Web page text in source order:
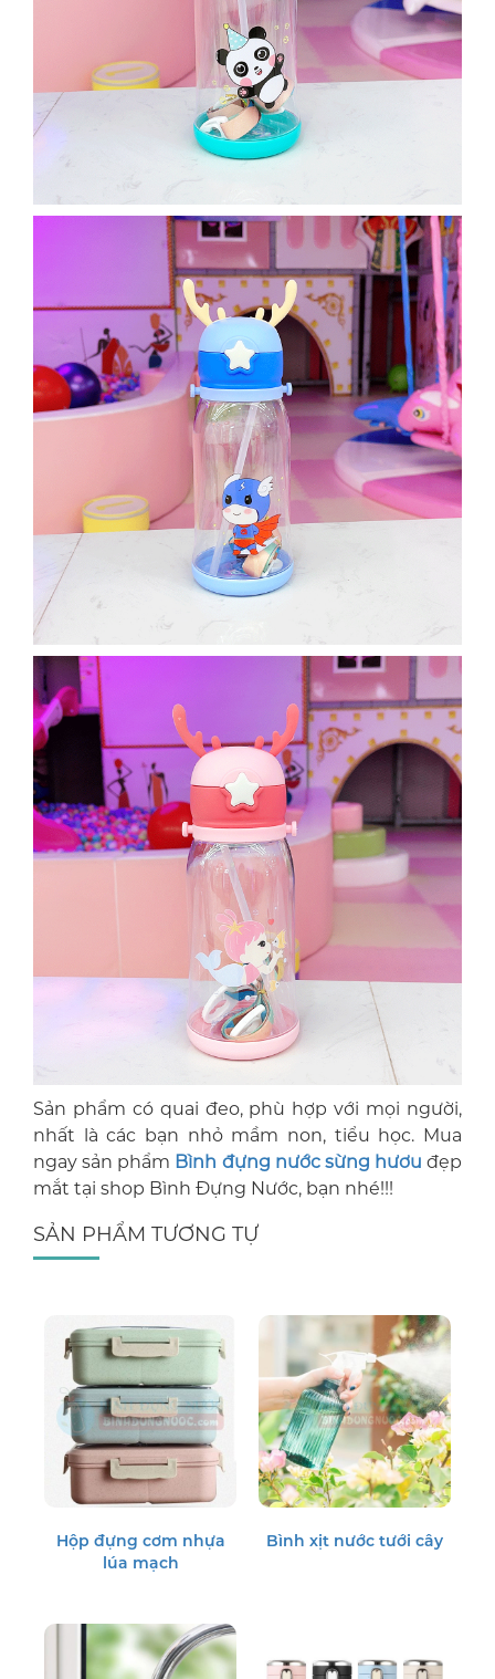
Sản phẩm có quai đeo, phù hợp với mọi người,
nhất là các bạn nhỏ mầm non, tiểu học. Mua
ngay sản phẩm Bình đựng nước sừng hươu đẹp
mắt tại shop Bình Đựng Nước, bạn nhé!!!
SẢN PHẨM TƯƠNG TỰ
Hộp đựng cơm nhựa
lúa mạch
Bình xịt nước tưới cây